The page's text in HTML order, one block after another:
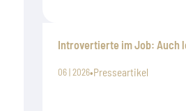
Introvertierte im Job: Auch
06 | 2026•Presseartikel